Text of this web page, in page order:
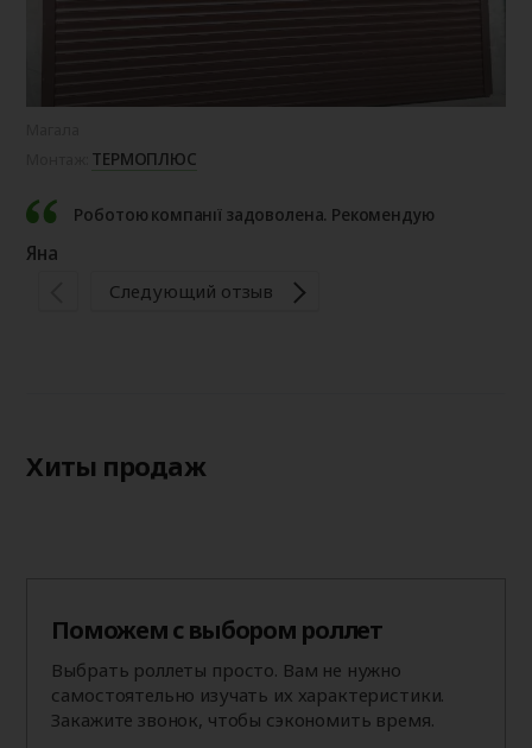
ТЕРМОПЛЮС
Роботою компанії задоволена. Рекомендую
Яна
Следующий отзыв
Хиты продаж
Поможем с выбором роллет
Выбрать роллеты просто. Вам не нужно
самостоятельно изучать их характеристики.
Закажите звонок, чтобы сэкономить время.